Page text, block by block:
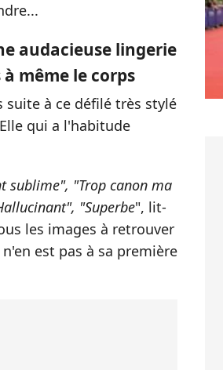
audacieuse lingerie
même le corps
suite à ce défilé très stylé
qui a l'habitude
sublime", "Trop canon ma
"Superbe", lit-
les images à retrouver
est pas à sa première